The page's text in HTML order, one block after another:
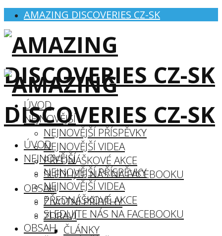
AMAZING DISCOVERIES CZ-SK
ÚVOD
NEJNOVĚJŠÍ
NEJNOVĚJŠÍ PŘÍSPĚVKY
NEJNOVĚJŠÍ VIDEA
PŘEDNÁŠKOVÉ AKCE
SLEDUJTE NÁS NA FACEBOOKU
OBSAH
ŽIVOTNÍ PŘÍBĚHY
ZDRAVÍ
ČLÁNKY
ÚVOD
NEJNOVĚJŠÍ
NEJNOVĚJŠÍ PŘÍSPĚVKY
NEJNOVĚJŠÍ VIDEA
PŘEDNÁŠKOVÉ AKCE
SLEDUJTE NÁS NA FACEBOOKU
OBSAH